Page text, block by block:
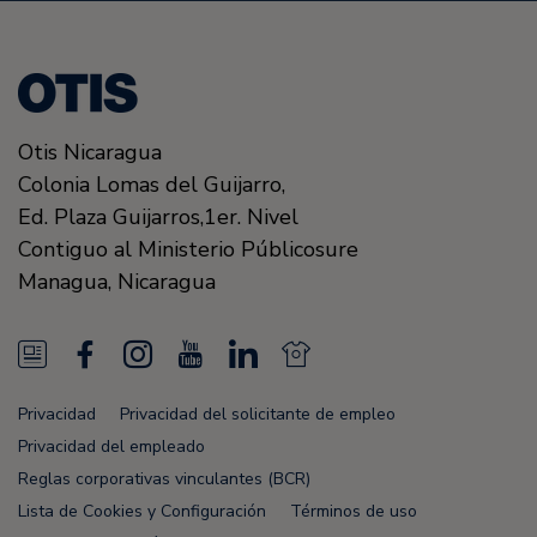
Otis Nicaragua
Colonia Lomas del Guijarro,
Ed. Plaza Guijarros,1er. Nivel
Contiguo al Ministerio Públicosure
Managua, Nicaragua
N
e
w
s
F
c
e
b
I
n
s
t
a
o
T
u
L
k
e
N
e
F
Privacidad
Privacidad del solicitante de empleo
Privacidad del empleado
Reglas corporativas vinculantes (BCR)
Lista de Cookies y Configuración
Términos de uso